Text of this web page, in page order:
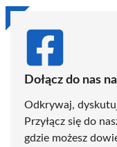
Dołącz do nas
Odkrywaj,
Przyłącz się do
gdzie możesz